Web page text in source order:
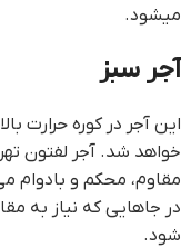
میشود.
آجر سبز
این آجر در کوره حرارت
خواهد شد. آجر لفتون
مقاوم، محکم و
در جاهایی که نیاز به
شود.